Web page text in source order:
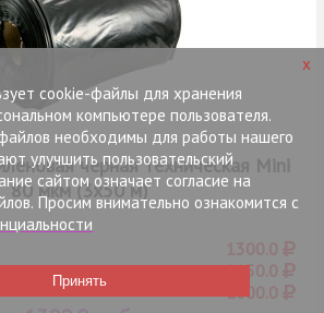
черная техническая Mini
80 мкм (3х50 м)
1300.0
1150.0
1000.0
cookie-файлы для хранения
компьютере пользователя.
необходимы для работы нашего
улучшить пользовательский
сайтом означает согласие на
Просим внимательно ознакомится с
x